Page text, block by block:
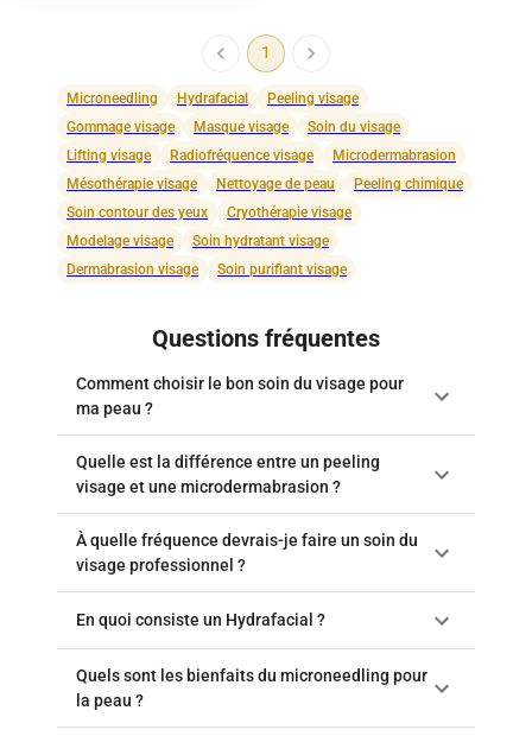
1
Microneedling Hydrafacial
Peeling visage
Gommage visage
Masque visage
Soin du visage
Lifting visage
Radiofréquence visage
Microdermabrasion
Mésothérapie visage
Nettoyage de peau
Peeling chimique
Soin contour des yeux
Cryothérapie visage
Modelage visage
Soin hydratant visage
Dermabrasion visage
Soin purifiant visage
Questions fréquentes
Comment choisir le bon soin du visage pour
ma peau ?
Quelle est la différence entre un peeling
visage et une microdermabrasion ?
À quelle fréquence devrais-je faire un soin du
visage professionnel ?
En quoi consiste un Hydrafacial ?
Quels sont les bienfaits du microneedling pour
la peau ?